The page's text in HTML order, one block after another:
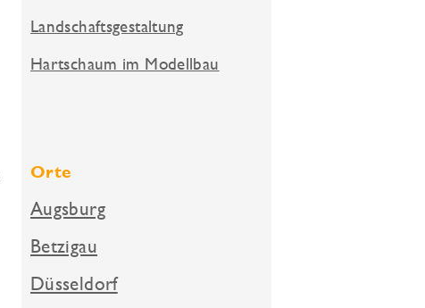
Landschaftsgestaltung
Hartschaum im Modellbau
Orte
Augsburg
Betzigau
Düsseldorf